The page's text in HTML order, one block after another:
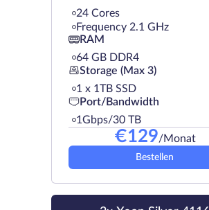
24 Cores
Frequency 2.1 GHz
RAM
64 GB DDR4
Storage (Max 3)
1 х 1TB SSD
Port/Bandwidth
1Gbps/30 TB
€129/Monat
Bestellen